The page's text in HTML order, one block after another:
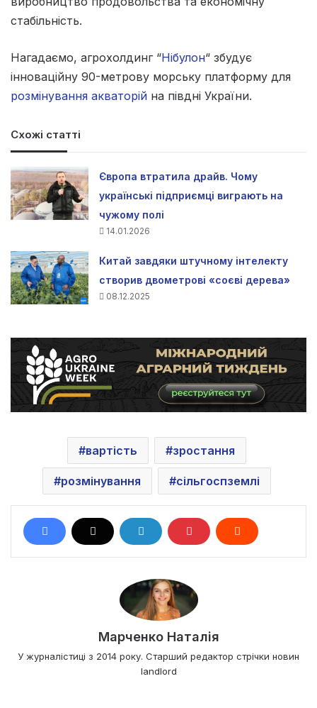
стабільність.
Нагадаємо, агрохолдинг “Нібулон“ збудує
інноваційну 90-метрову морську платформу для
розмінування акваторій на півдні України.
Схожі статті
Європа втратила драйв. Чому
українські підприємці виграють на
чужому полі
14.01.2026
Китай завдяки штучному інтелекту
створив двометрові «соєві дерева»
08.12.2025
вартість зростання
розмінування сільгоспземлі
Марченко Наталія
У журналістиці з 2014 року. Старший редактор стрічки новин
landlord